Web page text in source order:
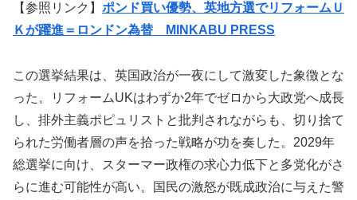
【参照リンク】 ポンド買い優勢、英地方選でリフォームＵ
Ｋが躍進＝ロンドン為替 MINKABU PRESS
この選挙結果は、英国政治が一夜にして激変した象徴とな
った。リフォームUKはわずか2年でゼロから大政党へ成長
し、排外主義ポピュリストと批判されながらも、切り捨て
られた労働者層の声を拾った戦略が功を奏した。2029年
総選挙に向け、スターマー政権の求心力低下と多党化がさ
らに進む可能性が高い。国民の激怒が既成政治に与えた警